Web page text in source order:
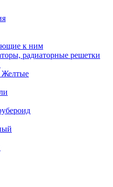
к ним
радиаторные решетки
Желтые